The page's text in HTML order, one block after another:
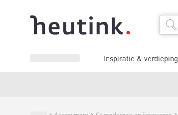
Inspiratie & verdieping